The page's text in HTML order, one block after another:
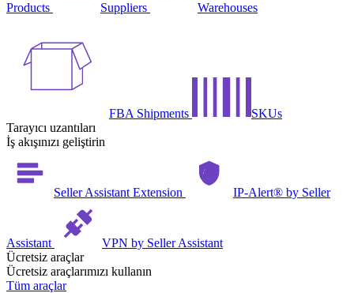
Products Suppliers Warehouses
FBA Shipments
SKUs
Tarayıcı uzantıları
İş akışınızı geliştirin
Seller Assistant Extension IP-Alert® by Seller
Assistant
VPN by Seller Assistant
Ücretsiz araçlar
Ücretsiz araçlarımızı kullanın
Tüm araçlar